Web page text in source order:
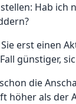
Hab ich
erst einen
günstiger,
die
höher als der